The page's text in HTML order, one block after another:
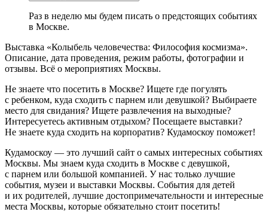
Раз в неделю мы будем писать о предстоящих событиях
в Москве.
Выставка «Колыбель человечества: Философия космизма».
Описание, дата проведения, режим работы, фотографии и
отзывы. Всё о мероприятиях Москвы.
Не знаете что посетить в Москве? Ищете где погулять
с ребенком, куда сходить с парнем или девушкой? Выбираете
место для свидания? Ищете развлечения на выходные?
Интересуетесь активным отдыхом? Посещаете выставки?
Не знаете куда сходить на корпоратив? Кудамоскоу поможет!
Кудамоскоу — это лучший сайт о самых интересных событиях
Москвы. Мы знаем куда сходить в Москве с девушкой,
с парнем или большой компанией. У нас только лучшие
события, музеи и выставки Москвы. События для детей
и их родителей, лучшие достопримечательности и интересные
места Москвы, которые обязательно стоит посетить!